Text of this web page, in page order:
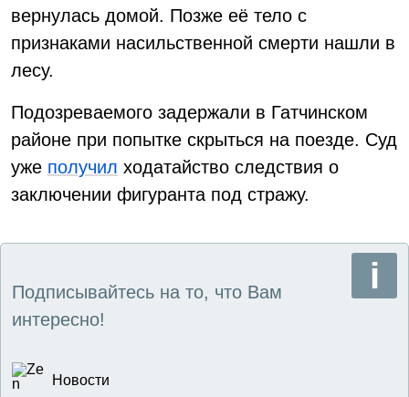
вернулась домой. Позже её тело с
признаками насильственной смерти нашли в
лесу.
Подозреваемого задержали в Гатчинском
районе при попытке скрыться на поезде. Суд
уже получил ходатайство следствия о
заключении фигуранта под стражу.
Подписывайтесь на то, что Вам
интересно!
Новости